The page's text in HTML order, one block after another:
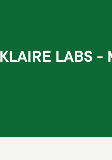
KLAIRE LABS -